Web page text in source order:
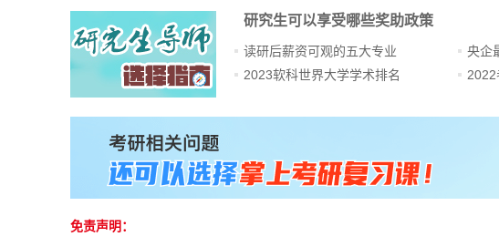
研究生可以享受哪些奖助政策
读研后薪资可观的五大专业
2023软科世界大学学术排名
央企
2022
免责声明：